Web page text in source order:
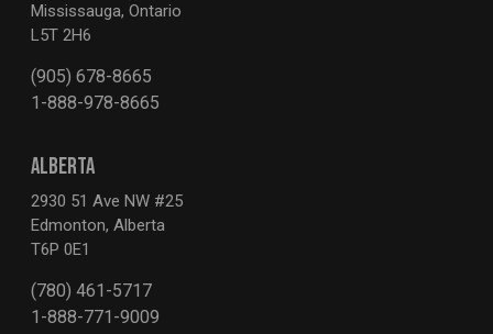
Mississauga, Ontario
L5T 2H6
(905) 678-8665
1-888-978-8665
ALBERTA
2930 51 Ave NW #25
Edmonton, Alberta
T6P 0E1
(780) 461-5717
1-888-771-9009